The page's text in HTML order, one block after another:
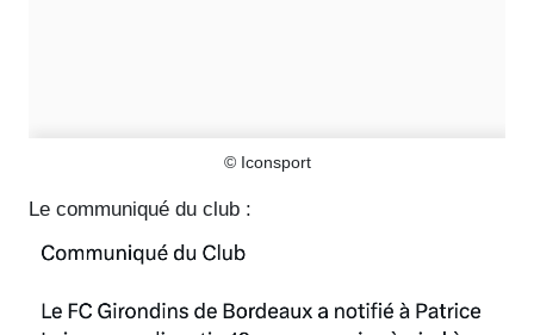
© Iconsport
Le communiqué du club :